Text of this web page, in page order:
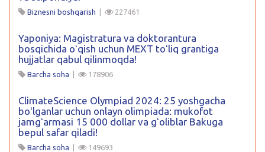
Biznesni boshqarish | 227461
Yaponiya: Magistratura va doktorantura
bosqichida oʻqish uchun MEXT toʻliq grantiga
hujjatlar qabul qilinmoqda!
Barcha soha | 178906
ClimateScience Olympiad 2024: 25 yoshgacha
boʻlganlar uchun onlayn olimpiada: mukofot
jamgʻarmasi 15 000 dollar va gʻoliblar Bakuga
bepul safar qiladi!
Barcha soha | 149693